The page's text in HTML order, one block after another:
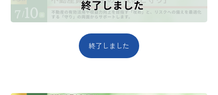
終了しました